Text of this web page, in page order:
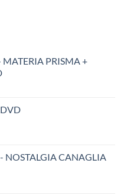
PRISMA +
NOSTALGIA CANAGLIA